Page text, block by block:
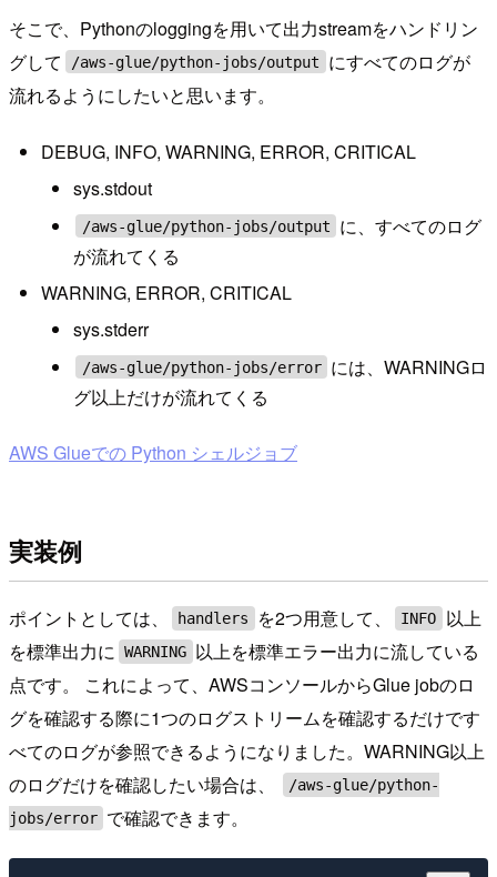
そこで、Pythonのloggingを用いて出力streamをハンドリン
グして
/aws-glue/python-jobs/output
にすべてのログが
流れるようにしたいと思います。
DEBUG, INFO, WARNING, ERROR, CRITICAL
sys.stdout
/aws-glue/python-jobs/output
に、すべてのログ
が流れてくる
WARNING, ERROR, CRITICAL
sys.stderr
/aws-glue/python-jobs/error には、WARNINGロ
グ以上だけが流れてくる
AWS Glueでの Python シェルジョブ
実装例
ポイントとしては、 handlers を2つ用意して、 INFO
以上
を標準出力に WARNING 以上を標準エラー出力に流している
点です。 これによって、AWSコンソールからGlue jobのロ
グを確認する際に1つのログストリームを確認するだけです
べてのログが参照できるようになりました。WARNING以上
のログだけを確認したい場合は、
/aws-glue/python-
jobs/error で確認できます。